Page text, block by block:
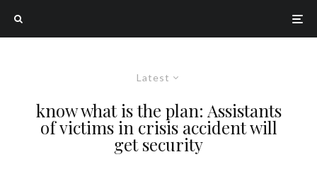
Latest
know what is the plan: Assistants
of victims in crisis accident will
get security